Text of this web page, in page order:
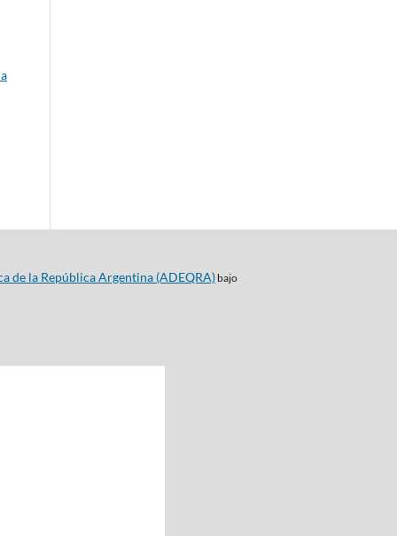
de la República Argentina (ADEQRA)bajo